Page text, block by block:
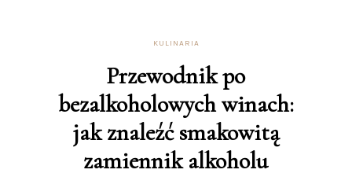
KULINARIA
Przewodnik po
bezalkoholowych winach:
jak znaleźć smakowitą
zamiennik alkoholu